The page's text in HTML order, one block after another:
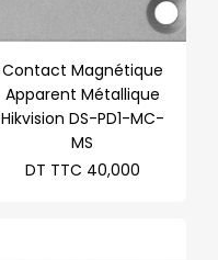
Contact Magnétique
Apparent Métallique
Hikvision DS-PD1-MC-
MS
DT TTC 40,000